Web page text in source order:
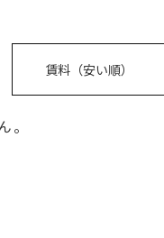
賃料（安い順）
。